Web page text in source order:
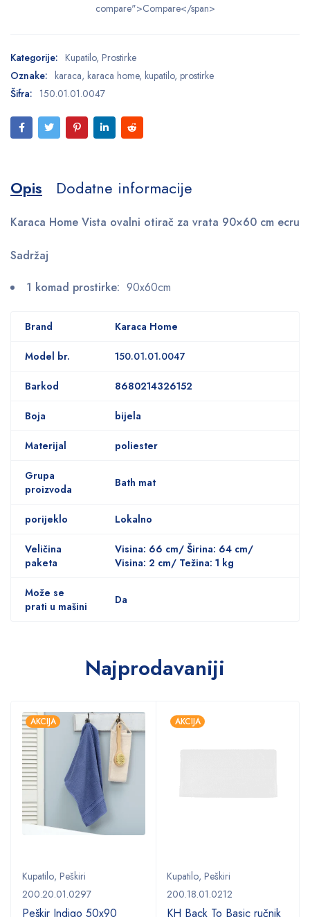
compare">Compare</span>
Kategorije: Kupatilo, Prostirke
Oznake: karaca, karaca home, kupatilo, prostirke
Šifra: 150.01.01.0047
Opis Dodatne informacije
Karaca Home Vista ovalni otirač za vrata 90×60 cm ecru
Sadržaj
1 komad prostirke: 90x60cm
Brand Karaca Home
Model br. 150.01.01.0047
Barkod 8680214326152
Boja bijela
Materijal poliester
Grupa
proizvoda
Bath mat
porijeklo Lokalno
Veličina
paketa
Visina: 66 cm/ Širina: 64 cm/
Visina: 2 cm/ Težina: 1 kg
Može se
prati u mašini
Da
Najprodavaniji
AKCIJA
Kupatilo, Peškiri
200.20.01.0297
Peškir Indigo 50x90
AKCIJA
Kupatilo, Peškiri
200.18.01.0212
KH Back To Basic ručnik